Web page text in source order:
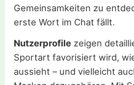
Gemeinsamkeiten zu
erste Wort im Chat fällt.
Nutzerprofilezeigen
Sportart favorisiert wird,
aussieht – und vielleicht